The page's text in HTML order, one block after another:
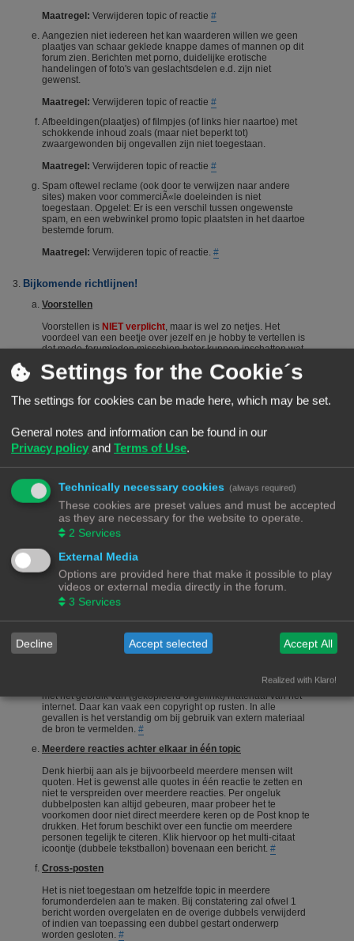
Maatregel: Verwijderen topic of reactie #
Aangezien niet iedereen het kan waarderen willen we geen
plaatjes van schaar geklede knappe dames of mannen op dit
forum zien. Berichten met porno, duidelijke erotische
handelingen of foto's van geslachtsdelen e.d. zijn niet
gewenst.
Maatregel: Verwijderen topic of reactie #
Afbeeldingen(plaatjes) of filmpjes (of links hier naartoe) met
schokkende inhoud zoals (maar niet beperkt tot)
zwaargewonden bij ongevallen zijn niet toegestaan.
Maatregel: Verwijderen topic of reactie #
Spam oftewel reclame (ook door te verwijzen naar andere
sites) maken voor commerciÃ«le doeleinden is niet
toegestaan. Opgelet: Er is een verschil tussen ongewenste
spam, en een webwinkel promo topic plaatsten in het daartoe
bestemde forum.
Maatregel: Verwijderen topic of reactie. #
Bijkomende richtlijnen!
Voorstellen
Voorstellen is NIET verplicht , maar is wel zo netjes. Het
voordeel van een beetje over jezelf en je hobby te vertellen is
dat mede-forumleden misschien beter kunnen inschatten wat
Het voorstellen wordt dus vanuit het Forumteam wel
gestimuleerd maar niet verplicht. Echter, het is niet toegestaan
zich voor te stellen. Berichten die suggereren dat iemand zich
overtreden van deze regel kan een (tijdelijke) ban het gevolg
zijn.#
De zoekfunctie
Voordat je een vraag stelt: Het wordt aangeraden om het forum
te raadplegen via de zoekfunctie. Veel vragen zijn al vaker
gesteld op dit forum. De kans is groot dat je via de zoekfunctie
een antwoord vindt. Het laat ook zien dat je zelf ook actie
onderneemt en niet alleen maar een vraag stelt en gaat zitten
afwachten wie je het correcte antwoord geeft.
Een vraag stellen
Vragen stellen is 1 van de meeste gebruikte acties op een
forum. Echter is het bij een hobby als 3Dprinten ook van
belang dat de vragensteller naast het duidelijk formuleren van
zijn/haar vraag, ook aangeeft wat hij/zij zelf al heeft gedaan,
heeft opgezocht of heeft geconstateerd. Het wordt erg
gewaardeerd als je zelf meedenkt.#
Foto's en plaatjes
materiaal zal nooit een probleem zijn. Wees echter voorzichtig
met het gebruik van (gekopieerd of gelinkt) materiaal van het
internet. Daar kan vaak een copyright op rusten. In alle
gevallen is het verstandig om bij gebruik van extern materiaal
de bron te vermelden. #
Meerdere reacties achter elkaar in één topic
Denk hierbij aan als je bijvoorbeeld meerdere mensen wilt
quoten. Het is gewenst alle quotes in één reactie te zetten en
niet te verspreiden over meerdere reacties. Per ongeluk
dubbelposten kan altijd gebeuren, maar probeer het te
voorkomen door niet direct meerdere keren op de Post knop te
drukken. Het forum beschikt over een functie om meerdere
personen tegelijk te citeren. Klik hiervoor op het multi-citaat
icoontje (dubbele tekstballon) bovenaan een bericht. #
Cross-posten
Het is niet toegestaan om hetzelfde topic in meerdere
forumonderdelen aan te maken. Bij constatering zal ofwel 1
bericht worden overgelaten en de overige dubbels verwijderd
of indien van toepassing een dubbel gestart onderwerp
worden gesloten. #
Settings for the Cookie´s
The settings for cookies can be made here, which may be set.
General notes and information can be found in our
Privacy policy and Terms of Use.
Technically necessary cookies (always required)
These cookies are preset values and must be accepted
as they are necessary for the website to operate.
2 Services
External Media
Options are provided here that make it possible to play
videos or external media directly in the forum.
3 Services
Decline Accept selected Accept All
Realized with Klaro!